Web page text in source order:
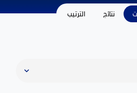
نتائج الترتيب